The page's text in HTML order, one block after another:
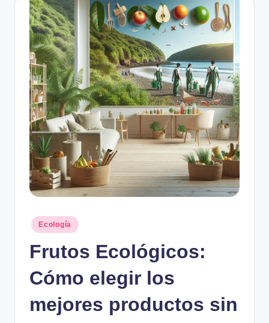
Posted
in
Ecología
Frutos Ecológicos:
Cómo elegir los
mejores productos sin